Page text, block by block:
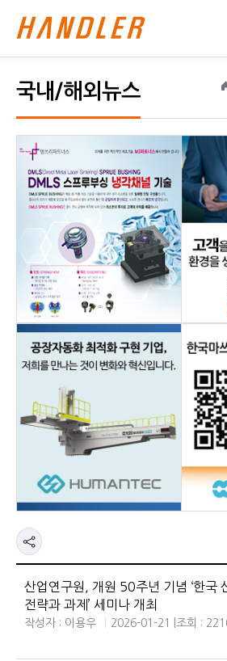
국내/해외뉴스
산업연구원, 개원 50주년 기념 ‘한국
전략과 과제’ 세미나 개최
작성자 : 이용우 2026-01-21 | 조회 :